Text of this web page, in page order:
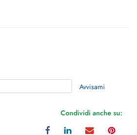
Avvisami
Condividi anche su: